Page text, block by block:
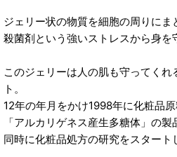
ジェリー状の物質を細胞の周りにま
殺菌剤という強いストレスから身を
このジェリーは人の肌も守ってく
ト。
12年の年月をかけ1998年に化粧品
「アルカリゲネス産生多糖体」の製
同時に化粧品処方の研究をスタート